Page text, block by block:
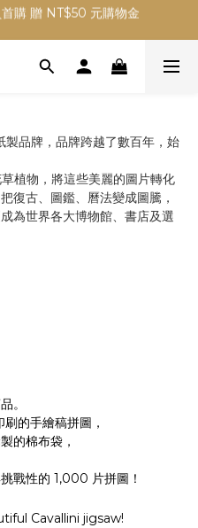
購 贈 NT$50 元購物金
元免運費
購 贈 NT$50 元購物金
品牌，品牌跨越了數百年，始
植物，將這些美麗的圖片轉化
復古、圖鑑、曆法變成圖騰，
為世界各大博物館、書店及選
。
的手繪稿拼圖，
的棉布袋，
戰性的 1,000 片拼圖！
Cavallini jigsaw!